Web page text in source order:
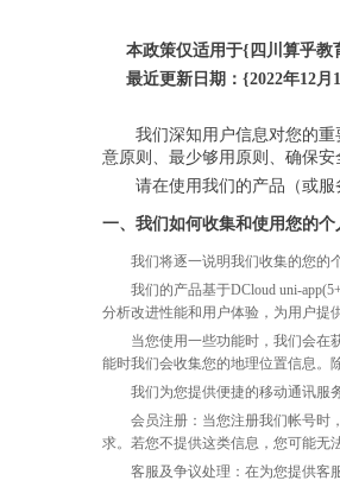
本政策仅适用于{ 四川算乎教
最近更新日期： {2022年12月
我们深知用户信息对您的
意原则、最少够用原则、确保
请在使用我们的产品（或服
一、我们如何收集和使用您的个
我们将逐一说明我们收集的您的
我们的产品基于DCloud uni-
分析改进性能和用户体验，为用户提
当您使用一些功能时，我们会在
能时我们会收集您的地理位置信息。
我们为您提供便捷的移动通讯服
会员注册：当您注册我们帐号时
求。若您不提供这类信息，您可能无
客服及争议处理：在为您提供客